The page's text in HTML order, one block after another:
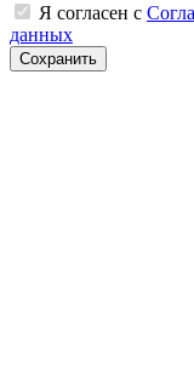
Я согласен с
данных